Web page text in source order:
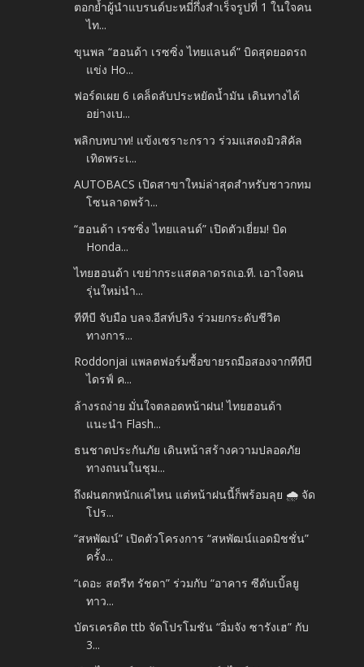
ตอกย้ำผู้นำแบรนด์บะหมี่กึ่งสำเร็จรูปที่ 1 ในใจคน
ไท...
ขุนพล “ฮอนด้า เรซซิ่ง ไทยแลนด์” บิดสุดยอดรถ
แข่ง Ho...
ฟอร์ดเผย 6 เคล็ดลับประหยัดน้ำมัน เดินทางได้
อย่างเบ...
พลิกบทบาท! แข้งเซราะกราว ร่วมแสดงมิวสิคัล
เทิดพระเ...
AUTOBACS เปิดสาขาใหม่ล่าสุดสำหรับชาวกทม
โซนลาดพร้า...
“ฮอนด้า เรซซิ่ง ไทยแลนด์” เปิดตัวเยี่ยม! บิด
Honda...
ไทยฮอนด้า เขย่ากระแสตลาดรถเอ.ที. เอาใจคน
รุ่นใหม่นำ...
ทีทีบี จับมือ บลจ.อีสท์ปริง ร่วมยกระดับชีวิต
ทางการ...
Roddonjai แพลตฟอร์มซื้อขายรถมือสองจากทีทีบี
ไดรฟ์ ค...
ล้างรถง่าย มั่นใจตลอดหน้าฝน! ไทยฮอนด้า
แนะนำ Flash...
ธนชาตประกันภัย เดินหน้าสร้างความปลอดภัย
ทางถนนในชุม...
ถึงฝนตกหนักแค่ไหน แต่หน้าฝนนี้ก็พร้อมลุย 🌧 จัด
โปร...
“สหพัฒน์” เปิดตัวโครงการ “สหพัฒน์แอดมิชชั่น”
ครั้ง...
“เดอะ สตรีท รัชดา” ร่วมกับ “อาคาร ซีดับเบิ้ลยู
ทาว...
บัตรเครดิต ttb จัดโปรโมชัน “อิ่มจัง ซารังเฮ” กับ
3...